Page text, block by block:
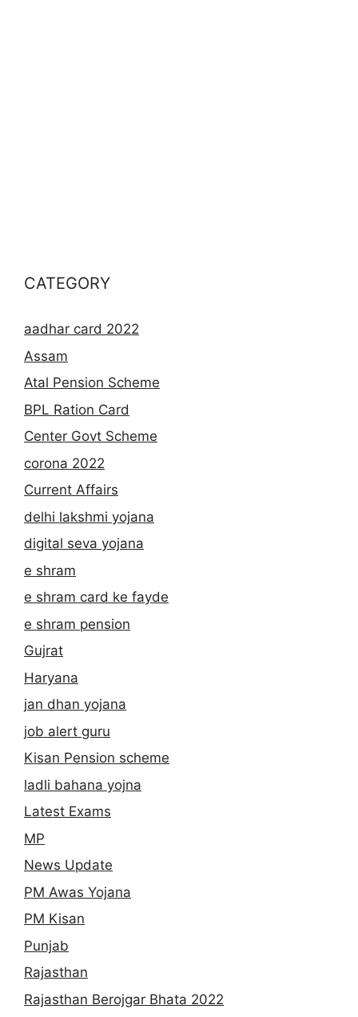
CATEGORY
aadhar card 2022
Assam
Atal Pension Scheme
BPL Ration Card
Center Govt Scheme
corona 2022
Current Affairs
delhi lakshmi yojana
digital seva yojana
e shram
e shram card ke fayde
e shram pension
Gujrat
Haryana
jan dhan yojana
job alert guru
Kisan Pension scheme
ladli bahana yojna
Latest Exams
MP
News Update
PM Awas Yojana
PM Kisan
Punjab
Rajasthan
Rajasthan Berojgar Bhata 2022